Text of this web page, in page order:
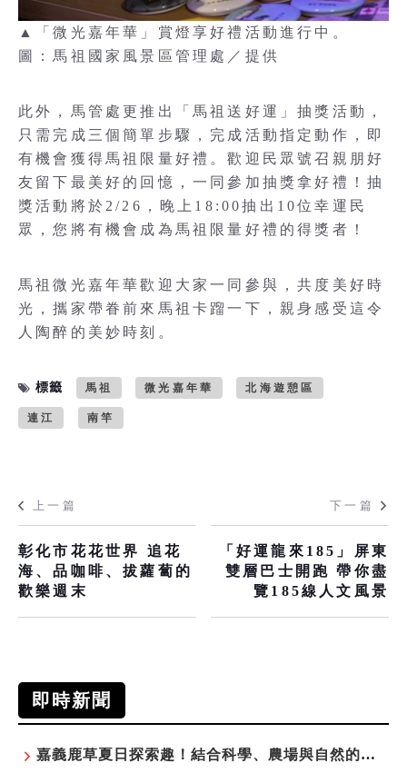
▲「微光嘉年華」賞燈享好禮活動進行中。
圖：馬祖國家風景區管理處／提供
此外，馬管處更推出「馬祖送好運」抽獎活動，
只需完成三個簡單步驟，完成活動指定動作，即
有機會獲得馬祖限量好禮。歡迎民眾號召親朋好
友留下最美好的回憶，一同參加抽獎拿好禮！抽
獎活動將於2/26，晚上18:00抽出10位幸運民
眾，您將有機會成為馬祖限量好禮的得獎者！
馬祖微光嘉年華歡迎大家一同參與，共度美好時
光，攜家帶眷前來馬祖卡蹓一下，親身感受這令
人陶醉的美妙時刻。
標籤 馬祖 微光嘉年華 北海遊憩區
連江 南竿
上一篇
彰化市花花世界 追花
海、品咖啡、拔蘿蔔的
歡樂週末
下一篇
「好運龍來185」屏東
雙層巴士開跑 帶你盡
覽185線人文風景
即時新聞
嘉義鹿草夏日探索趣！結合科學、農場與自然的親子小旅行